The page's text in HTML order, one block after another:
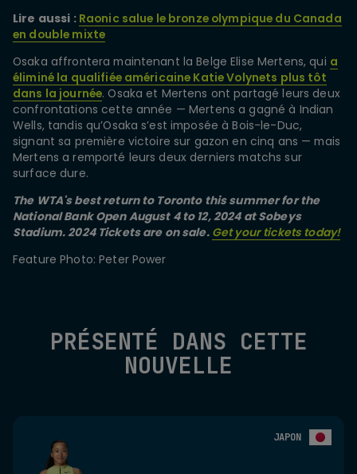
Lire aussi : Raonic salue le bronze olympique du Canada
en double mixte
Osaka affrontera maintenant la Belge Elise Mertens, qui a
éliminé la qualifiée américaine Katie Volynets plus tôt
dans la journée. Osaka et Mertens ont partagé leurs deux
confrontations cette année — Mertens a gagné à Indian
Wells, tandis qu’Osaka s’est imposée à Bois-le-Duc,
signant sa première victoire sur gazon en cinq ans — mais
Mertens a remporté leurs deux derniers matchs sur
surface dure.
The WTA's best return to Toronto this summer for the
National Bank Open August 4 to 12, 2024 at Sobeys
Stadium. 2024 Tickets are on sale. Get your tickets today!
Feature Photo: Peter Power
PRÉSENTÉ DANS CETTE
NOUVELLE
JAPON